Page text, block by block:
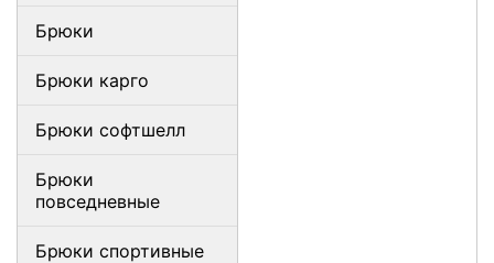
Брюки
Брюки карго
Брюки софтшелл
Брюки
повседневные
Брюки спортивные